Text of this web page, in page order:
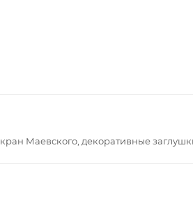
кран Маевского, декоративные